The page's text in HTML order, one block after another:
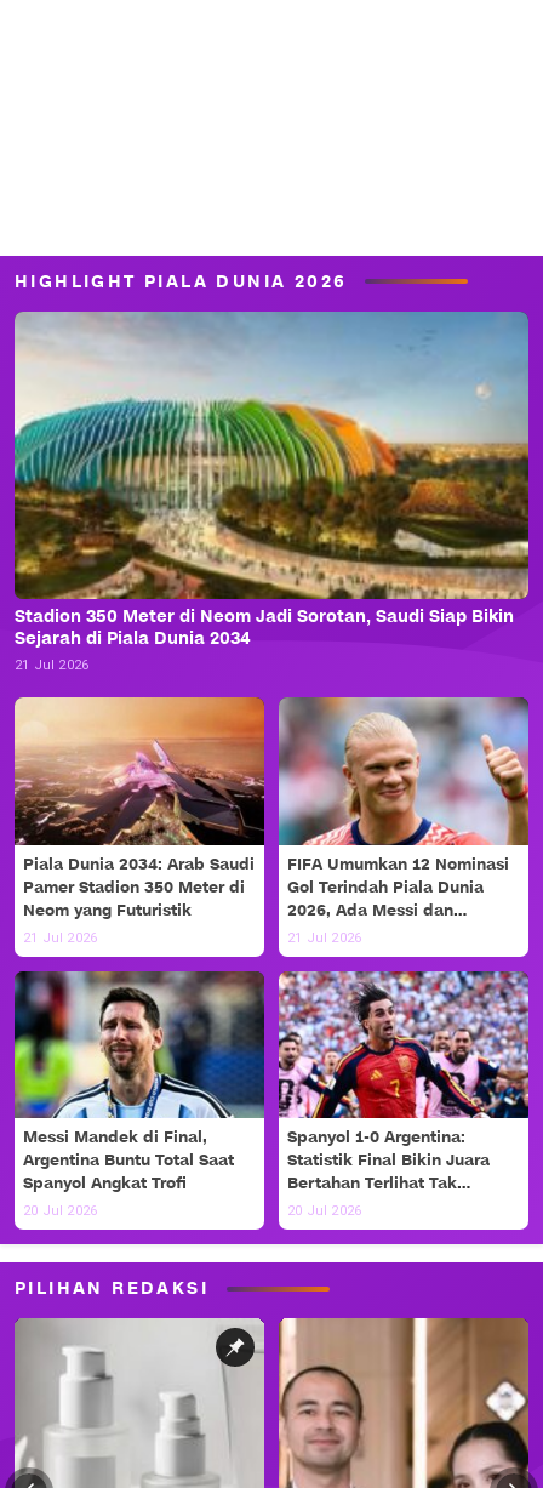
HIGHLIGHT PIALA DUNIA 2026
Stadion 350 Meter di Neom Jadi Sorotan, Saudi Siap Bikin
Sejarah di Piala Dunia 2034
21 Jul 2026
Piala Dunia 2034: Arab Saudi
Pamer Stadion 350 Meter di
Neom yang Futuristik
21 Jul 2026
FIFA Umumkan 12 Nominasi
Gol Terindah Piala Dunia
2026, Ada Messi dan
Haaland!
21 Jul 2026
Messi Mandek di Final,
Argentina Buntu Total Saat
Spanyol Angkat Trofi
20 Jul 2026
Spanyol 1-0 Argentina:
Statistik Final Bikin Juara
Bertahan Terlihat Tak
Berdaya
20 Jul 2026
PILIHAN REDAKSI